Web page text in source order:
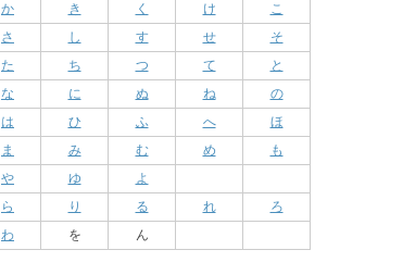
か
き く け
こ
さ
し す せ
そ
た
ち つ て
と
な
に ぬ ね
の
は
ひ ふ へ
ほ
ま
み む め
も
や
ゆ
よ
ら
り る れ
ろ
わ
を ん